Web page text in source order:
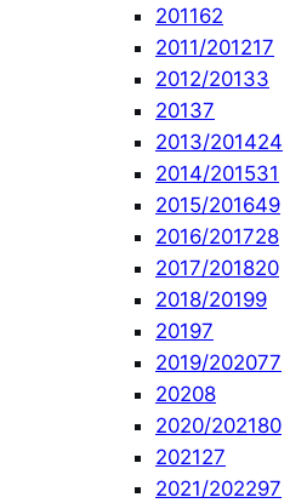
201162
2011/201217
2012/20133
20137
2013/201424
2014/201531
2015/201649
2016/201728
2017/201820
2018/20199
20197
2019/202077
20208
2020/202180
202127
2021/202297